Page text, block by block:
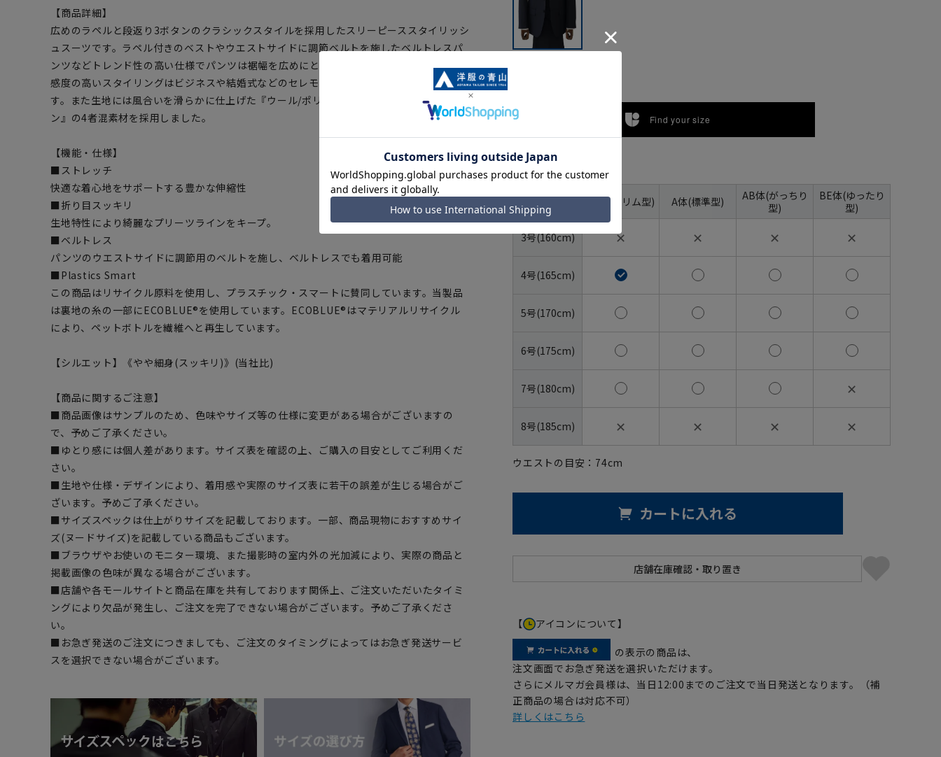
【商品詳細】
広めのラペルと段返り3ボタンのクラシックスタイルを採用したスリーピーススタイリッシ
ュスーツです。ラペル付きのベストやウエストサイドに調節ベルトを施したベルトレスパ
ンツなどトレンド性の高い仕様でパンツは裾幅を広めにとったストレートパンツを採用。
感度の高いスタイリングはビジネスや結婚式などのセレモニー使いにもおすすめの1着で
す。また生地には風合いを滑らかに仕上げた『ウール/ポリエステル/レーヨン/ポリウレタ
ン』の4者混素材を採用しました。
【機能・仕様】
■ストレッチ
快適な着心地をサポートする豊かな伸縮性
■折り目スッキリ
生地特性により綺麗なプリーツラインをキープ。
■ベルトレス
パンツのウエストサイドに調節用のベルトを施し、ベルトレスでも着用可能
■Plastics Smart
この商品はリサイクル原料を使用し、プラスチック・スマートに賛同しています。当製品
は裏地の糸の一部にECOBLUE®を使用しています。ECOBLUE®はマテリアルリサイクル
により、ペットボトルを繊維へと再生しています。
【シルエット】《やや細身(スッキリ)》(当社比)
【商品に関するご注意】
■商品画像はサンプルのため、色味やサイズ等の仕様に変更がある場合がございますの
で、予めご了承ください。
■ゆとり感には個人差があります。サイズ表を確認の上、ご購入の目安としてご利用くだ
さい。
■生地や仕様・デザインにより、着用感や実際のサイズ表に若干の誤差が生じる場合がご
ざいます。予めご了承ください。
■サイズスペックは仕上がりサイズを記載しております。一部、商品現物におすすめサイ
ズ(ヌードサイズ)を記載している商品もございます。
■ブラウザやお使いのモニター環境、また撮影時の室内外の光加減により、実際の商品と
掲載画像の色味が異なる場合がございます。
■店舗や各モールサイトと商品在庫を共有しております関係上、ご注文いただいたタイミ
ングにより欠品が発生し、ご注文を完了できない場合がございます。予めご了承くださ
い。
■お急ぎ発送のご注文につきましても、ご注文のタイミングによってはお急ぎ発送サービ
スを選択できない場合がございます。
Find your size
サイズ
号数（身長）
体型 YA体(スリム型) A体(標準型)
AB体(がっちり
型)
BE体(ゆったり
型)
3号(160cm) ✕ ✕ ✕ ✕
4号(165cm)
5号(170cm)
6号(175cm)
7号(180cm) ✕
8号(185cm) ✕ ✕ ✕ ✕
ウエストの目安： 74cm
カートに入れる
【 アイコンについて】
の表示の商品は、
注文画面でお急ぎ発送を選択いただけます。
さらにメルマガ会員様は、当日12:00までのご注文で当日発送となります。（補
正商品の場合は対応不可）
詳しくはこちら